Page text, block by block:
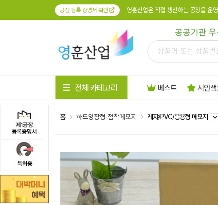
공장 등록 증명서 확인 영훈산업은 직접 생산하는 공장을 운
공공기관
전체 카테고리 베스트 시안
홈 하드양장형 점착메모지 레쟈/PVC/응용형 메모지